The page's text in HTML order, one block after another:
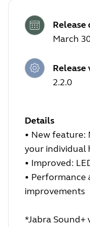
Release
March
Release
2.2.0
Details
• New feature:
your individual
• Improved:
• Performance
improvements
*Jabra Sound+